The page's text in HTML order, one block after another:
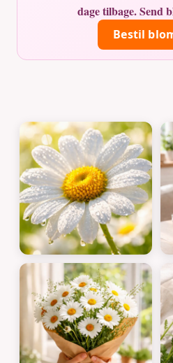
dage tilbage. Send
Bestil